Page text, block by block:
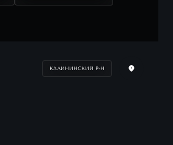
КАЛИНИНСКИЙ Р-Н